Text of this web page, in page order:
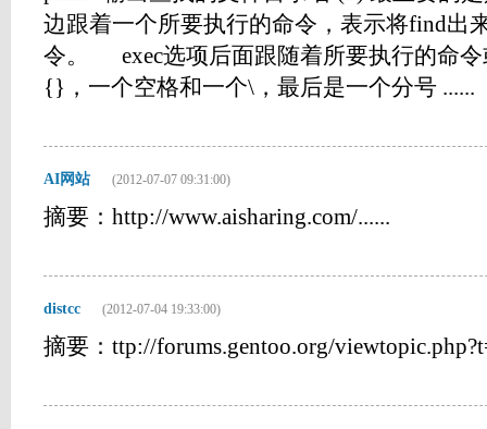
边跟着一个所要执行的命令，表示将find出
令。 exec选项后面跟随着所要执行的命令
{}，一个空格和一个\，最后是一个分号 ......
AI网站 (2012-07-07 09:31:00)
摘要：http://www.aisharing.com/......
distcc (2012-07-04 19:33:00)
摘要：ttp://forums.gentoo.org/